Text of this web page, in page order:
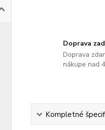
Doprava
Doprava
nákupe nad
Kompletné